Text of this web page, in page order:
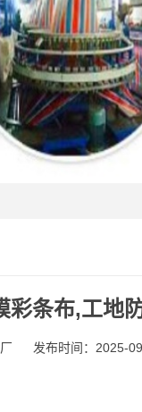
彩条布,工地
发布时间：2025-